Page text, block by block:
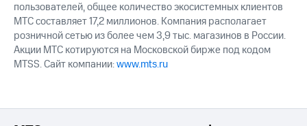
пользователей, общее количество экосистемных клиентов
МТС составляет 17,2 миллионов. Компания располагает
розничной сетью из более чем 3,9 тыс. магазинов в России.
Акции МТС котируются на Московской бирже под кодом
MTSS. Сайт компании:www.mts.ru